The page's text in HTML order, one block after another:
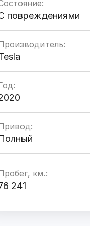
повреждениями
км.:
241